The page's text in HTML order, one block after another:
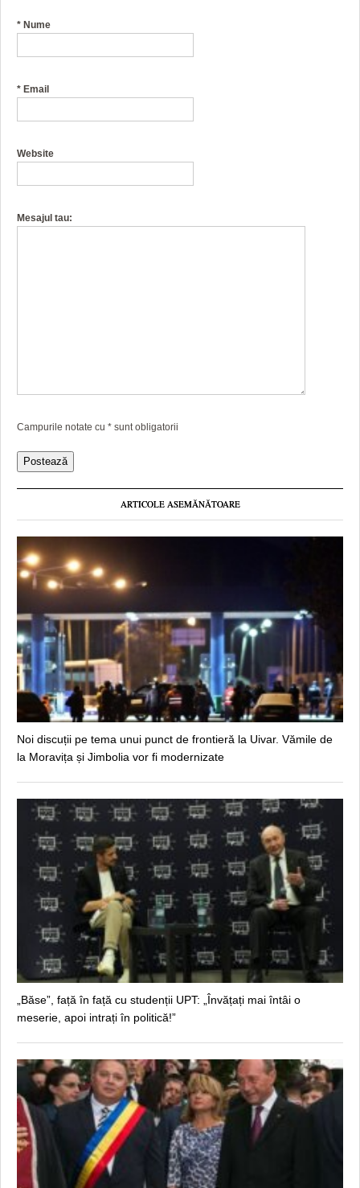
* Nume
* Email
Website
Mesajul tau:
Campurile notate cu * sunt obligatorii
ARTICOLE ASEMĂNĂTOARE
Noi discuții pe tema unui punct de frontieră la Uivar. Vămile de
la Moravița și Jimbolia vor fi modernizate
„Băse”, față în față cu studenții UPT: „Învățați mai întâi o
meserie, apoi intrați în politică!”